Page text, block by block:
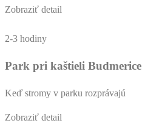
Zobraziť detail
2-3 hodiny
Park pri kaštieli Budmerice
Keď stromy v parku rozprávajú
Zobraziť detail